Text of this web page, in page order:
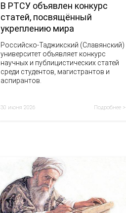
В РТСУ объявлен конкурс
статей, посвящённый
укреплению мира
Российско-Таджикский (Славянский)
университет объявляет конкурс
научных и публицистических статей
среди студентов, магистрантов и
аспирантов.
30 июня 2026 Подробнее >